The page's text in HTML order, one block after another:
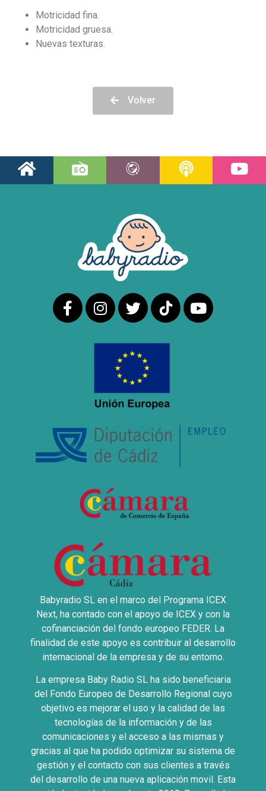
Motricidad fina.
Motricidad gruesa.
Nuevas texturas.
Volver
Babyradio SL en el marco del Programa ICEX
Next, ha contado con el apoyo de ICEX y con la
cofinanciación del fondo europeo FEDER. La
finalidad de este apoyo es contribuir al desarrollo
internacional de la empresa y de su entorno.
La empresa Baby Radio SL ha sido beneficiaria
del Fondo Europeo de Desarrollo Regional cuyo
objetivo es mejorar el uso y la calidad de las
tecnologías de la información y de las
comunicaciones y el acceso a las mismas y
gracias al que ha podido optimizar su sistema de
gestión y el contacto con sus clientes a través
del desarrollo de una nueva aplicación movil. Esta